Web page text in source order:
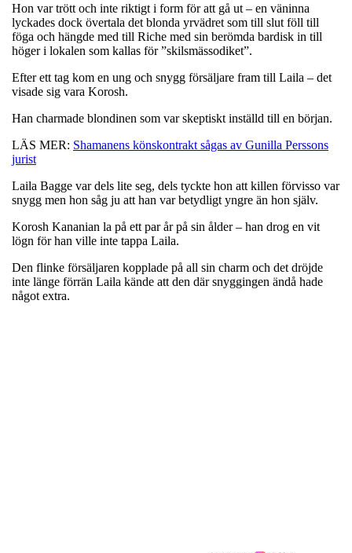
Hon var trött och inte riktigt i form för att gå ut – en väninna
lyckades dock övertala det blonda yrvädret som till slut föll till
föga och hängde med till Riche med sin berömda bardisk in till
höger i lokalen som kallas för ”skilsmässodiket”.
Efter ett tag kom en ung och snygg försäljare fram till Laila – det
visade sig vara Korosh.
Han charmade blondinen som var skeptiskt inställd till en början.
LÄS MER: Shamanens könskontrakt sågas av Gunilla Perssons
jurist
Laila Bagge var dels lite seg, dels tyckte hon att killen förvisso var
snygg men hon såg ju att han var betydligt yngre än hon själv.
Korosh Kananian la på ett par år på sin ålder – han drog en vit
lögn för han ville inte tappa Laila.
Den flinke försäljaren kopplade på all sin charm och det dröjde
inte länge förrän Laila kände att den där snyggingen ändå hade
något extra.